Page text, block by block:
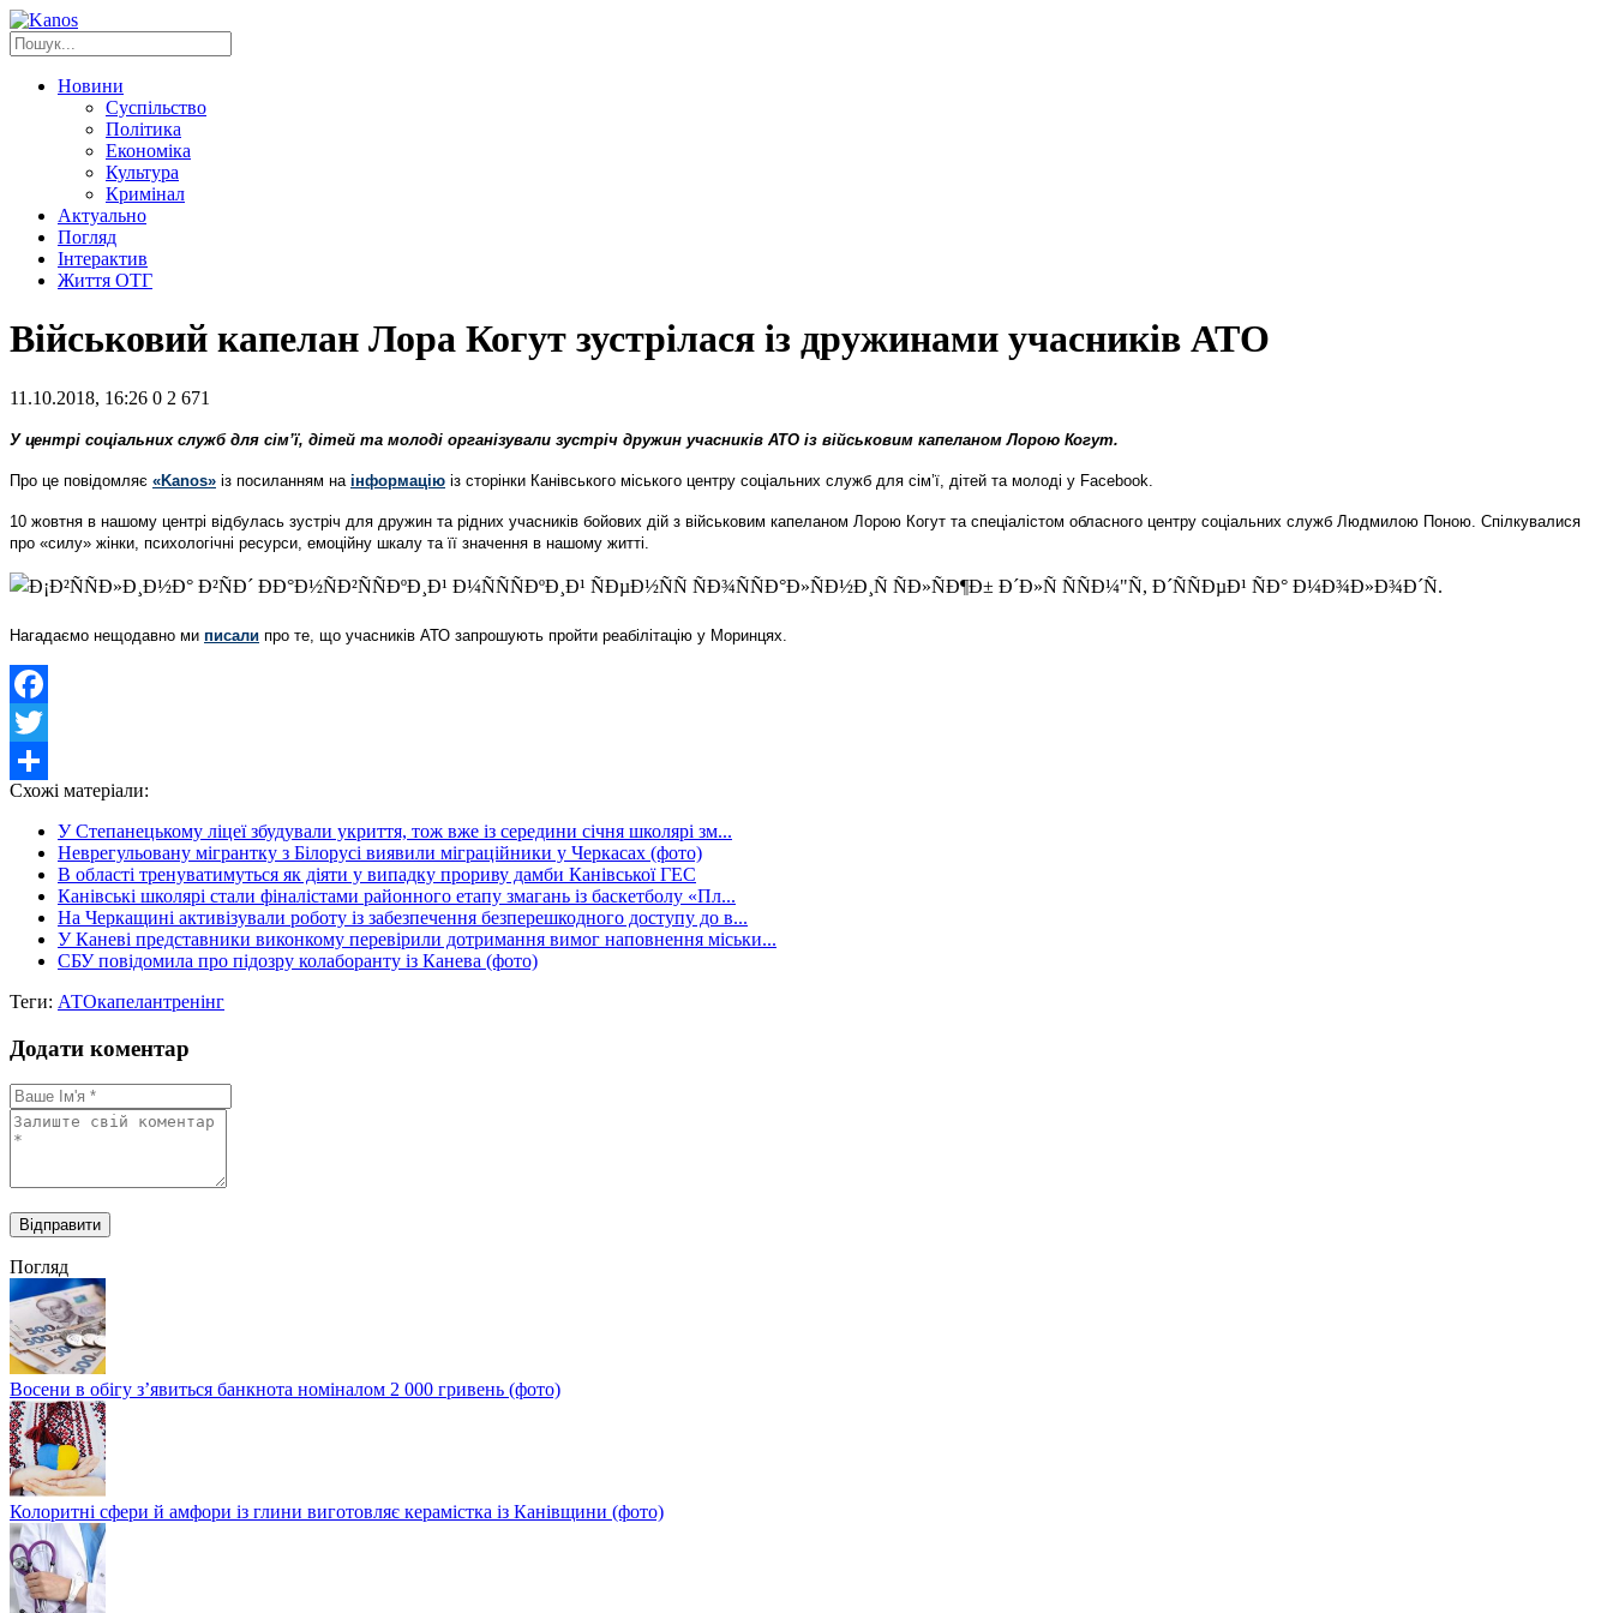
Новини
Суспільство
Політика
Економіка
Культура
Кримінал
Актуально
Погляд
Інтерактив
Життя ОТГ
Військовий капелан Лора Когут зустрілася із дружинами учасників АТО
11.10.2018, 16:26 0 2 671
У центрі соціальних служб для сім’ї, дітей та молоді організували зустріч дружин учасників АТО із військовим капеланом Лорою Когут.
Про це повідомляє «Kanos» із посиланням на інформацію із сторінки Канівського міського центру соціальних служб для сім’ї, дітей та молоді у Facebook.
10 жовтня в нашому центрі відбулась зустріч для дружин та рідних учасників бойових дій з військовим капеланом Лорою Когут та спеціалістом обласного центру соціальних служб Людмилою Поною. Спілкувалися
про «силу» жінки, психологічні ресурси, емоційну шкалу та її значення в нашому житті.
Нагадаємо нещодавно ми писали про те, що учасників АТО запрошують пройти реабілітацію у Моринцях.
Facebook
Twitter
Share
Схожі матеріали:
У Степанецькому ліцеї збудували укриття, тож вже із середини січня школярі зм...
Неврегульовану мігрантку з Білорусі виявили міграційники у Черкасах (фото)
В області тренуватимуться як діяти у випадку прориву дамби Канівської ГЕС
Канівські школярі стали фіналістами районного етапу змагань із баскетболу «Пл...
На Черкащині активізували роботу із забезпечення безперешкодного доступу до в...
У Каневі представники виконкому перевірили дотримання вимог наповнення міськи...
СБУ повідомила про підозру колаборанту із Канева (фото)
Теги: АТОкапелантренінг
Додати коментар
Погляд
Восени в обігу з’явиться банкнота номіналом 2 000 гривень (фото)
Колоритні сфери й амфори із глини виготовляє керамістка із Канівщини (фото)